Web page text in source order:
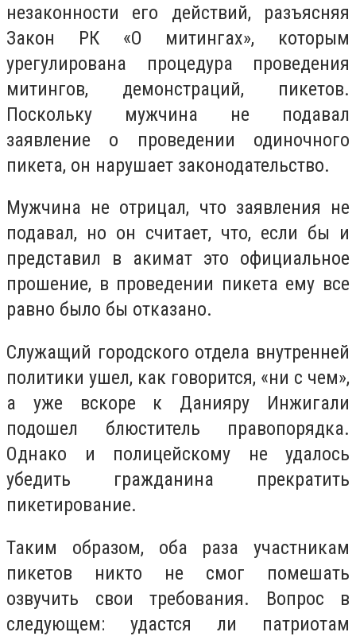
незаконности его действий, разъясняя
Закон РК «О митингах», которым
урегулирована процедура проведения
митингов, демонстраций, пикетов.
Поскольку мужчина не подавал
заявление о проведении одиночного
пикета, он нарушает законодательство.
Мужчина не отрицал, что заявления не
подавал, но он считает, что, если бы и
представил в акимат это официальное
прошение, в проведении пикета ему все
равно было бы отказано.
Служащий городского отдела внутренней
политики ушел, как говорится, «ни с чем»,
а уже вскоре к Данияру Инжигали
подошел блюститель правопорядка.
Однако и полицейскому не удалось
убедить гражданина прекратить
пикетирование.
Таким образом, оба раза участникам
пикетов никто не смог помешать
озвучить свои требования. Вопрос в
следующем: удастся ли патриотам